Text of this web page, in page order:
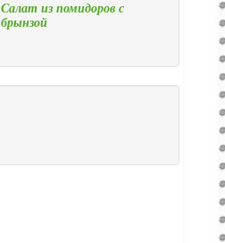
Салат из помидоров с
брынзой